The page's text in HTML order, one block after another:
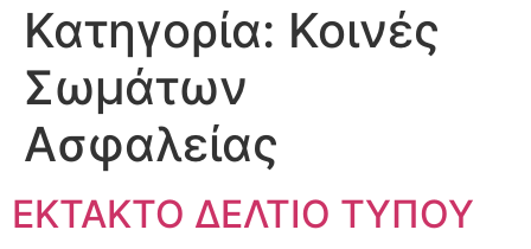
Κατηγορία: Κοινές
Σωμάτων
Ασφαλείας
ΕΚΤΑΚΤΟ ΔΕΛΤΙΟ ΤΥΠΟΥ